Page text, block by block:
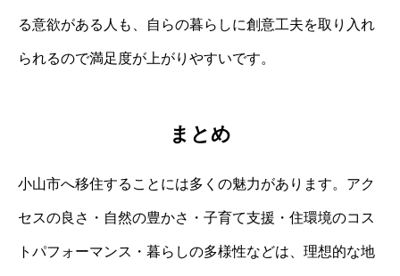
る意欲がある人も、自らの暮らしに創意工夫を取り入れ
られるので満足度が上がりやすいです。
まとめ
小山市へ移住することには多くの魅力があります。アク
セスの良さ・自然の豊かさ・子育て支援・住環境のコス
トパフォーマンス・暮らしの多様性などは、理想的な地